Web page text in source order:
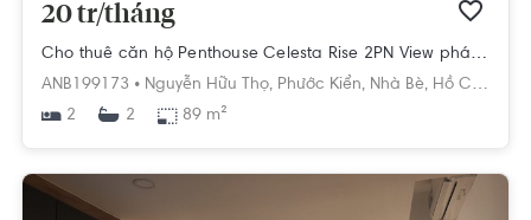
20 tr/tháng
Cho thuê căn hộ Penthouse Celesta Rise 2PN View pháo hoa
ANB199173 • Nguyễn Hữu Thọ, Phước Kiển, Nhà Bè, Hồ Chí Minh
2
2 89 m²